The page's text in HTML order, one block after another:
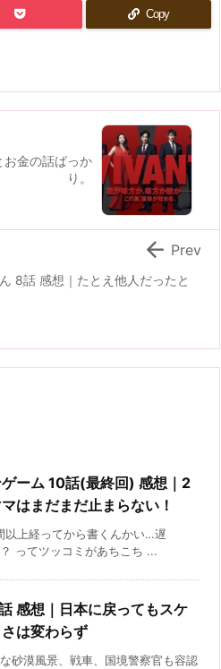
Copy
金の話ばっか
り。
8話 感想｜たとえ他人だったと
 Prev
ゲーム 10話(最終回) 感想｜2
はまだまだ止まらない！
以上経ってから書くんかい…遅
ってツッコミがあちこち ...
感想｜日本に戻ってもスケ
は変わらず
砂漠風景、戦車、国境警察官も容認